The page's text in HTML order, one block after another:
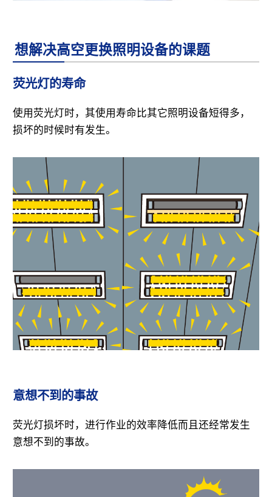
想解决高空更换照明设备的课题
荧光灯的寿命
使用荧光灯时，其使用寿命比其它照明设备短得多，
损坏的时候时有发生。
意想不到的事故
荧光灯损坏时，进行作业的效率降低而且还经常发生
意想不到的事故。